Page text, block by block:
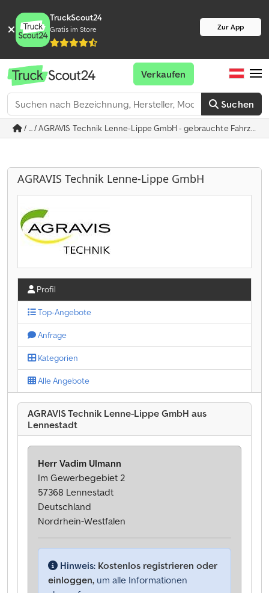
TruckScout24
Gratis im Store Zur App
Suchen
Verkaufen
/ ... / AGRAVIS Technik Lenne-Lippe GmbH - gebrauchte
AGRAVIS Technik Lenne-Lippe GmbH
Profil
Top-Angebote
Anfrage
Kategorien
Alle Angebote
AGRAVIS Technik Lenne-Lippe GmbH aus
Lennestadt
Herr Vadim Ulmann
Im Gewerbegebiet 2
57368 Lennestadt
Deutschland
Nordrhein-Westfalen
Hinweis: Kostenlos registrieren oder
einloggen, um alle Informationen